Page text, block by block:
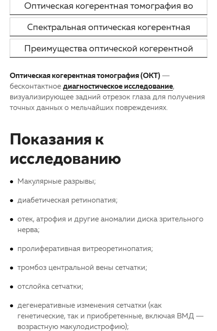
Партнерам
Закупки
Клуб офтальмологов
Другие заболевания глаз
Детская офтальмология
Оптика
Оптическая когерентная томография во
временной области
Спектральная оптическая когерентная
томография
Преимущества оптической когерентной
Оптическая когерентная томография (ОКТ) —
бесконтактное диагностическое исследование,
визуализирующее задний отрезок глаза для получения
точных данных о мельчайших повреждениях.
Показания к
исследованию
Макулярные разрывы;
диабетическая ретинопатия;
отек, атрофия и другие аномалии диска зрительного
нерва;
пролиферативная витреоретинопатия;
тромбоз центральной вены сетчатки;
отслойка сетчатки;
дегенеративные изменения сетчатки (как
генетические, так и приобретенные, включая ВМД —
возрастную макулодистрофию);